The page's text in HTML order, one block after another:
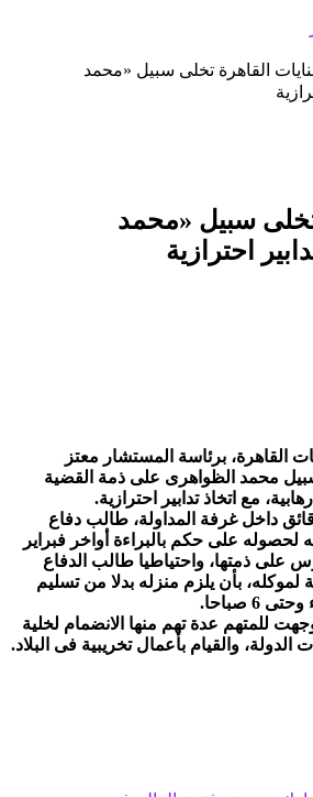
القاهرة تخلى سبيل «محمد
تخلى سبيل «محمد
احترازية
القاهرة، برئاسة المستشار معتز
محمد الظواهرى على ذمة القضية
مع اتخاذ تدابير احترازية.
جلسة استمرت 5 دقائق داخل غرفة المداولة، طالب دفاع
لحصوله على حكم بالبراءة أواخر فبراير
على ذمتها، واحتياطيا طالب الدفاع
لموكله، بأن يلزم منزله بدلا من تسليم
للمتهم عدة تهم منها الانضمام لخلية
والقيام بأعمال تخريبية فى البلاد.